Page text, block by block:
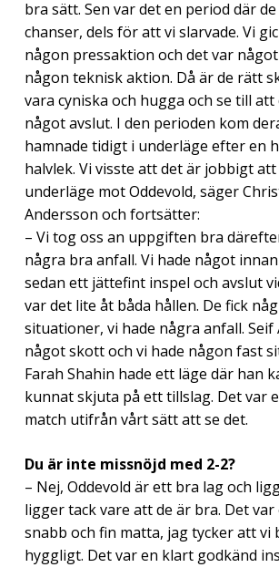
bra sätt. Sen var det en period där
chanser, dels för att vi slarvade. Vi
någon pressaktion och det var
någon teknisk aktion. Då är de rätt
vara cyniska och hugga och se till
något avslut. I den perioden kom
hamnade tidigt i underläge efter en
halvlek. Vi visste att det är jobbigt
underläge mot Oddevold, säger
Andersson och fortsätter:
– Vi tog oss an uppgiften bra
några bra anfall. Vi hade något
sedan ett jättefint inspel och avslut
var det lite åt båda hållen. De fick
situationer, vi hade några anfall. Seif
något skott och vi hade någon fast
Farah Shahin hade ett läge där han
kunnat skjuta på ett tillslag. Det var
match utifrån vårt sätt att se det.
Du är inte missnöjd med 2-2?
– Nej, Oddevold är ett bra lag och
ligger tack vare att de är bra. Det
snabb och fin matta, jag tycker att vi
hyggligt. Det var en klart godkänd